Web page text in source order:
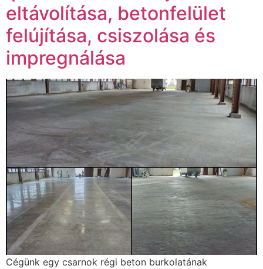
eltávolítása, betonfelület
felújítása, csiszolása és
impregnálása
Cégünk egy csarnok régi beton burkolatának